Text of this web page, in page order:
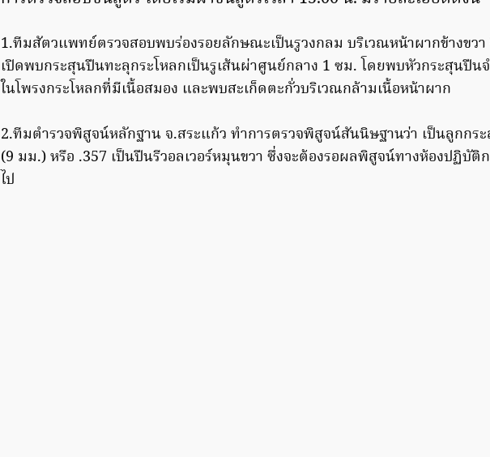
1.ทีมสัตวแพทย์ตรวจสอบพบร่องรอยลักษณะเป็นรูวงกลม บริเวณหน้าผากข้างขวา
เปิดพบกระสุนปืนทะลุกระโหลกเป็นรูเส้นผ่าศูนย์กลาง 1 ซม. โดยพบหัวกระสุนปืน
ในโพรงกระโหลกที่มีเนื้อสมอง และพบสะเก็ดตะกั่วบริเวณกล้ามเนื้อหน้าผาก
2.ทีมตำรวจพิสูจน์หลักฐาน จ.สระแก้ว ทำการตรวจพิสูจน์สันนิษฐานว่า เป็นลูกกร
(9 มม.) หรือ .357 เป็นปืนรีวอลเวอร์หมุนขวา ซึ่งจะต้องรอผลพิสูจน์ทางห้องปฏิบัติ
ไป